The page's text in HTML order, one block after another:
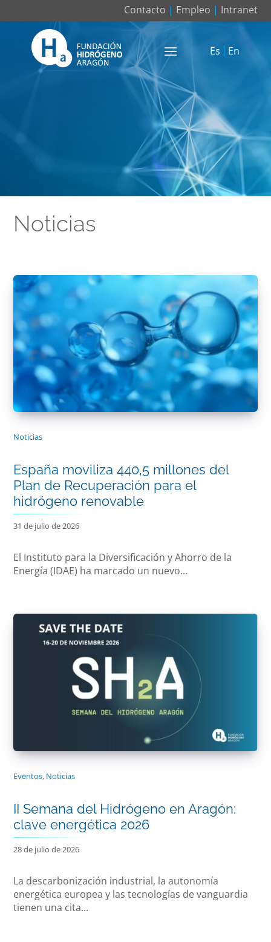
Contacto | Empleo | Intranet
Es En
Noticias
Noticias
España moviliza 440,5 millones del
Plan de Recuperación para el
hidrógeno renovable
31 de julio de 2026
El Instituto para la Diversificación y Ahorro de la
Energía (IDAE) ha marcado un nuevo...
Eventos, Noticias
II Semana del Hidrógeno en Aragón:
clave energética 2026
28 de julio de 2026
La descarbonización industrial, la autonomía
energética europea y las tecnologías de vanguardia
tienen una cita...